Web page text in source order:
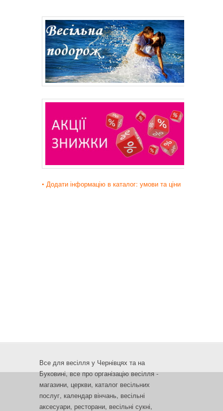
• Додати інформацію в каталог: умови та ціни
Все для весілля у Чернівцях та на
Буковині, все про організацію весілля -
магазини, церкви, каталог весільних
послуг, календар вінчань, весільні
аксесуари, ресторани, весільні сукні,